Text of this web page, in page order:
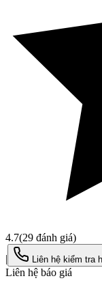
4.7(29 đánh giá)
|
Liên hệ kiểm tra
Liên hệ báo giá